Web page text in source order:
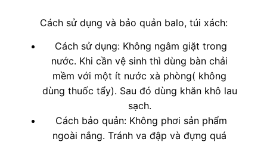
Cách sử dụng và bảo quản balo, túi xách:
Cách sử dụng: Không ngâm giặt trong
nước. Khi cần vệ sinh thì dùng bàn chải
mềm với một ít nước xà phòng( không
dùng thuốc tẩy). Sau đó dùng khăn khô lau
sạch.
Cách bảo quản: Không phơi sản phẩm
ngoài nắng. Tránh va đập và đựng quá